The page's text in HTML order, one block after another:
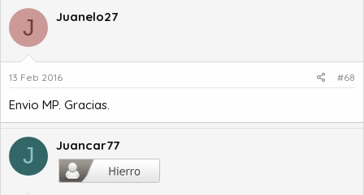
J Juanelo27
13 Feb 2016 #68
Envio MP. Gracias.
J Juancar77